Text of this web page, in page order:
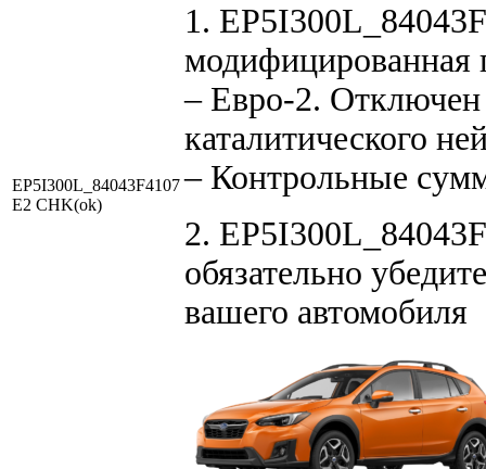
EP5I300L_84043F4107
E2 CHK(ok)
1.
модифицированная
– Евро-2. Отключен
каталитического
– Контрольные
2.
обязательно
вашего автомобиля